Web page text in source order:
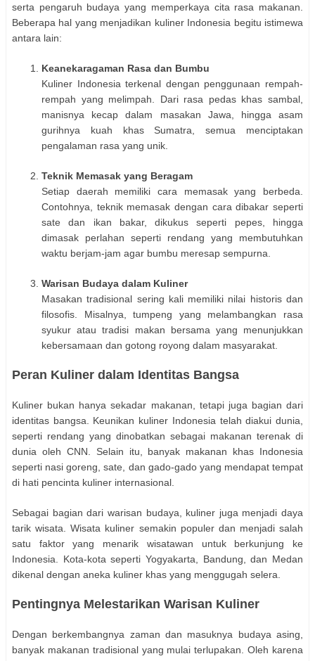
serta pengaruh budaya yang memperkaya cita rasa makanan.
Beberapa hal yang menjadikan kuliner Indonesia begitu istimewa
antara lain:
Keanekaragaman Rasa dan Bumbu
Kuliner Indonesia terkenal dengan penggunaan rempah-
rempah yang melimpah. Dari rasa pedas khas sambal,
manisnya kecap dalam masakan Jawa, hingga asam
gurihnya kuah khas Sumatra, semua menciptakan
pengalaman rasa yang unik.
Teknik Memasak yang Beragam
Setiap daerah memiliki cara memasak yang berbeda.
Contohnya, teknik memasak dengan cara dibakar seperti
sate dan ikan bakar, dikukus seperti pepes, hingga
dimasak perlahan seperti rendang yang membutuhkan
waktu berjam-jam agar bumbu meresap sempurna.
Warisan Budaya dalam Kuliner
Masakan tradisional sering kali memiliki nilai historis dan
filosofis. Misalnya, tumpeng yang melambangkan rasa
syukur atau tradisi makan bersama yang menunjukkan
kebersamaan dan gotong royong dalam masyarakat.
Peran Kuliner dalam Identitas Bangsa
Kuliner bukan hanya sekadar makanan, tetapi juga bagian dari
identitas bangsa. Keunikan kuliner Indonesia telah diakui dunia,
seperti rendang yang dinobatkan sebagai makanan terenak di
dunia oleh CNN. Selain itu, banyak makanan khas Indonesia
seperti nasi goreng, sate, dan gado-gado yang mendapat tempat
di hati pencinta kuliner internasional.
Sebagai bagian dari warisan budaya, kuliner juga menjadi daya
tarik wisata. Wisata kuliner semakin populer dan menjadi salah
satu faktor yang menarik wisatawan untuk berkunjung ke
Indonesia. Kota-kota seperti Yogyakarta, Bandung, dan Medan
dikenal dengan aneka kuliner khas yang menggugah selera.
Pentingnya Melestarikan Warisan Kuliner
Dengan berkembangnya zaman dan masuknya budaya asing,
banyak makanan tradisional yang mulai terlupakan. Oleh karena